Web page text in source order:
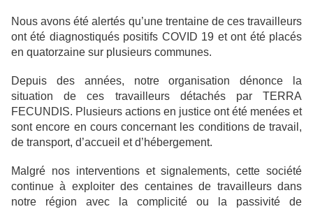
Nous avons été alertés qu’une trentaine de ces travailleurs
ont été diagnostiqués positifs COVID 19 et ont été placés
en quatorzaine sur plusieurs communes.
Depuis des années, notre organisation dénonce la
situation de ces travailleurs détachés par TERRA
FECUNDIS. Plusieurs actions en justice ont été menées et
sont encore en cours concernant les conditions de travail,
de transport, d’accueil et d’hébergement.
Malgré nos interventions et signalements, cette société
continue à exploiter des centaines de travailleurs dans
notre région avec la complicité ou la passivité de